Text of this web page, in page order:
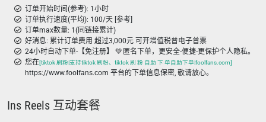
订单开始时间(参考): 1小时
订单执行速度(平均): 100/天 [参考]
订单max数量: 1(同链接累计)
好消息: 累计订单费用 超过3,000元 可开增值税普电子普票
24小时自动下单-【免注册】 💚 匿名下单，更安全-便捷-更保护个人隐私。
您在[tiktok 刷粉|支持tiktok 刷粉、tiktok 刷 粉 自助 下 单自助下单|foolfans.com]
https://www.foolfans.com 平台的下单信息保密, 敬请放心。
Ins Reels 互动套餐